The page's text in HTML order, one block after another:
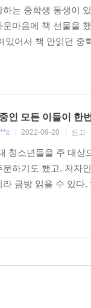
는 중학생 동생이
운마음에 책 선물을
있어서 책 안읽던
인 모든 이들이 한
2022-09-20 신고
청소년들을 주 대
하기도 했고. 저자
금방 읽을 수 있